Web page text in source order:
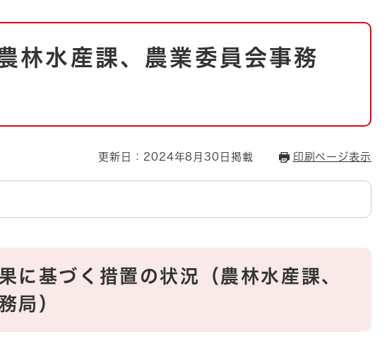
消防
・下水道
とじる
環境 福祉・介護
とじる
市政 職員採用情報
市役所・施設の案内
林水産課、農業委員会事務
更新日：2024年8月30日掲載 印刷ページ表示
に基づく措置の状況（農林水産課、
局）